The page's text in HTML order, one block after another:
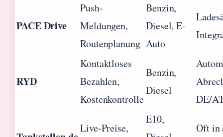
PACE Drive
Push-
Meldungen,
Routenplanung
Benzin,
Diesel, E-
Auto
RYD
Kontaktloses
Bezahlen,
Kostenkontrolle
Benzin,
Diesel
DE/
Live-Preise,
E10,
Oft in